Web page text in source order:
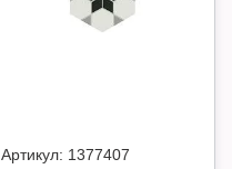
Артикул: 1377407